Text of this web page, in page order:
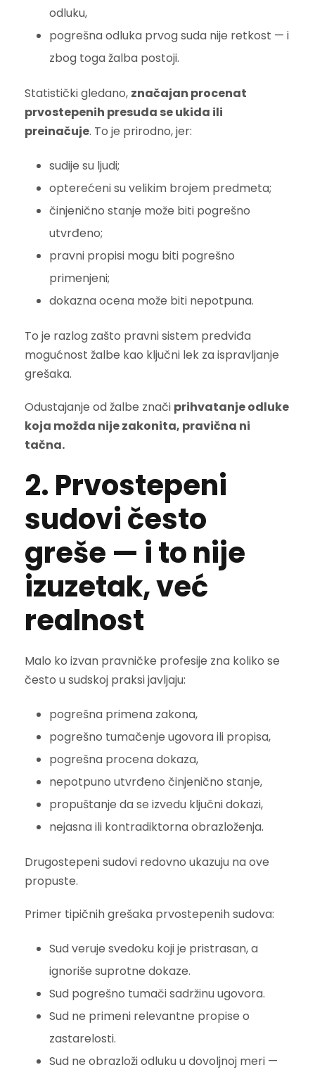
odluku,
pogrešna odluka prvog suda nije retkost — i
zbog toga žalba postoji.
Statistički gledano, značajan procenat
prvostepenih presuda se ukida ili
preinačuje. To je prirodno, jer:
sudije su ljudi;
opterećeni su velikim brojem predmeta;
činjenično stanje može biti pogrešno
utvrđeno;
pravni propisi mogu biti pogrešno
primenjeni;
dokazna ocena može biti nepotpuna.
To je razlog zašto pravni sistem predviđa
mogućnost žalbe kao ključni lek za ispravljanje
grešaka.
Odustajanje od žalbe znači prihvatanje odluke
koja možda nije zakonita, pravična ni
tačna.
2. Prvostepeni
sudovi često
greše — i to nije
izuzetak, već
realnost
Malo ko izvan pravničke profesije zna koliko se
često u sudskoj praksi javljaju:
pogrešna primena zakona,
pogrešno tumačenje ugovora ili propisa,
pogrešna procena dokaza,
nepotpuno utvrđeno činjenično stanje,
propuštanje da se izvedu ključni dokazi,
nejasna ili kontradiktorna obrazloženja.
Drugostepeni sudovi redovno ukazuju na ove
propuste.
Primer tipičnih grešaka prvostepenih sudova:
Sud veruje svedoku koji je pristrasan, a
ignoriše suprotne dokaze.
Sud pogrešno tumači sadržinu ugovora.
Sud ne primeni relevantne propise o
zastarelosti.
Sud ne obrazloži odluku u dovoljnoj meri —